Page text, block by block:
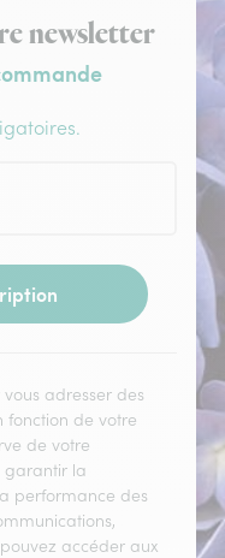
newsletter
adresser des
fonction de votre
de votre
garantir la
performance des
accéder aux